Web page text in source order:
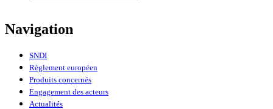
Navigation
SNDI
Règlement européen
Produits concernés
Engagement des acteurs
Actualités